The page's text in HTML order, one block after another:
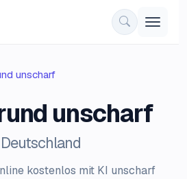
unscharf
unscharf
kostenlos mit KI unscharf